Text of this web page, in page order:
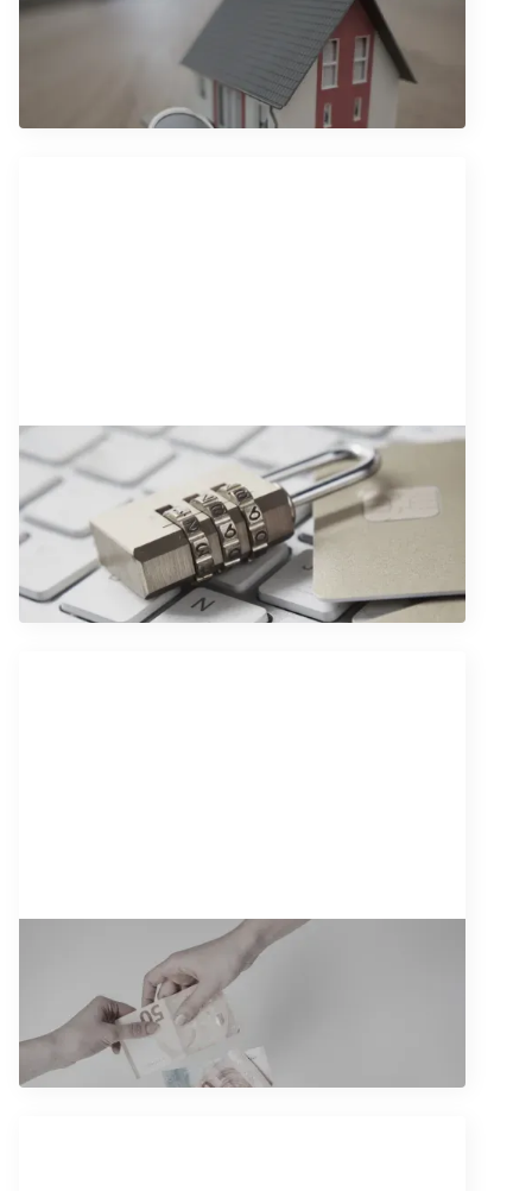
Pravo preče kupovine - sve što
treba da znate na jednom mestu
Pročitajte artikal
9/10/2025
Zakon o zaštiti podataka o ličnosti
u Srbiji: Kako nas štiti i šta građani
treba da znaju
Pročitajte artikal
Odštetni zahtevi: Kako da
naplatite pretrpljenu štetu
Pročitajte artikal